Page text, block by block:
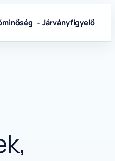
Járványfigyelő